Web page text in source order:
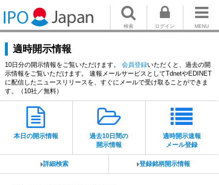
MENU
ログイン
検索
適時開示情報
10日分の開示情報をご覧いただけます。 会員登録いただくと、過去の開
示情報をご覧いただけます。 速報メールサービスとしてTdnetやEDINET
に配信したニュースリリースを、すぐにメールで受け取ることができま
す。（10社／無料）
本日の開示情報
過去10日間の
開示情報
適時開示速報
メール登録
詳細検索 登録銘柄開示情報